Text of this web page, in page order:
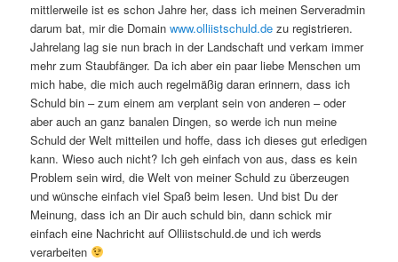
mittlerweile ist es schon Jahre her, dass ich meinen Serveradmin
darum bat, mir die Domainwww.olliistschuld.de zu registrieren.
Jahrelang lag sie nun brach in der Landschaft und verkam immer
mehr zum Staubfänger. Da ich aber ein paar liebe Menschen um
mich habe, die mich auch regelmäßig daran erinnern, dass ich
Schuld bin – zum einem am verplant sein von anderen – oder
aber auch an ganz banalen Dingen, so werde ich nun meine
Schuld der Welt mitteilen und hoffe, dass ich dieses gut erledigen
kann. Wieso auch nicht? Ich geh einfach von aus, dass es kein
Problem sein wird, die Welt von meiner Schuld zu überzeugen
und wünsche einfach viel Spaß beim lesen. Und bist Du der
Meinung, dass ich an Dir auch schuld bin, dann schick mir
einfach eine Nachricht auf Olliistschuld.de und ich werds
verarbeiten